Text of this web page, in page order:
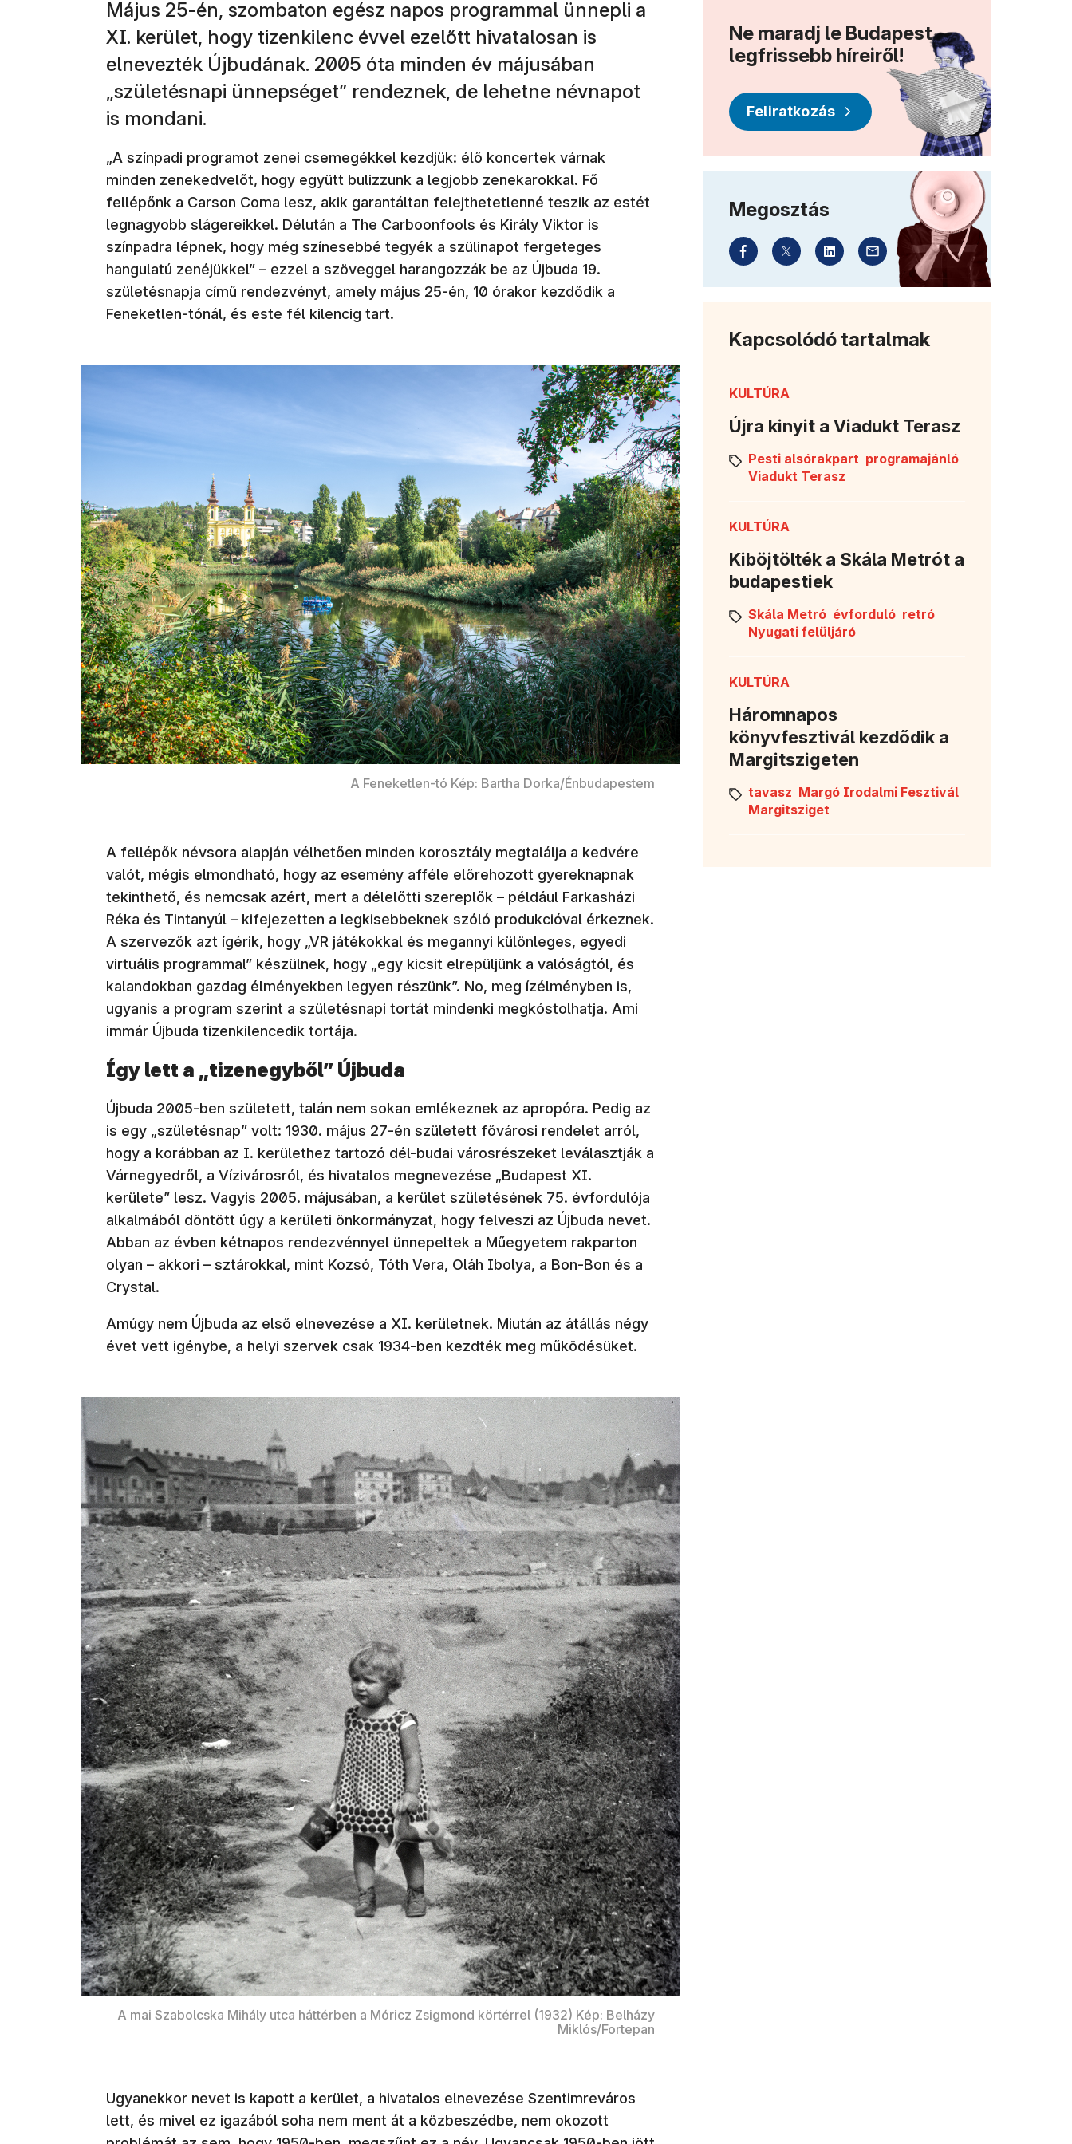
Május 25-én, szombaton egész napos programmal ünnepli a
XI. kerület, hogy tizenkilenc évvel ezelőtt hivatalosan is
elnevezték Újbudának. 2005 óta minden év májusában
„születésnapi ünnepséget” rendeznek, de lehetne névnapot
is mondani.
„A színpadi programot zenei csemegékkel kezdjük: élő koncertek várnak
minden zenekedvelőt, hogy együtt bulizzunk a legjobb zenekarokkal. Fő
fellépőnk a Carson Coma lesz, akik garantáltan felejthetetlenné teszik az estét
legnagyobb slágereikkel. Délután a The Carboonfools és Király Viktor is
színpadra lépnek, hogy még színesebbé tegyék a szülinapot fergeteges
hangulatú zenéjükkel” – ezzel a szöveggel harangozzák be az Újbuda 19.
születésnapja című rendezvényt, amely május 25-én, 10 órakor kezdődik a
Feneketlen-tónál, és este fél kilencig tart.
A Feneketlen-tó Kép: Bartha Dorka/Énbudapestem
A fellépők névsora alapján vélhetően minden korosztály megtalálja a kedvére
valót, mégis elmondható, hogy az esemény afféle előrehozott gyereknapnak
tekinthető, és nemcsak azért, mert a délelőtti szereplők – például Farkasházi
Réka és Tintanyúl – kifejezetten a legkisebbeknek szóló produkcióval érkeznek.
A szervezők azt ígérik, hogy „VR játékokkal és megannyi különleges, egyedi
virtuális programmal” készülnek, hogy „egy kicsit elrepüljünk a valóságtól, és
kalandokban gazdag élményekben legyen részünk”. No, meg ízélményben is,
ugyanis a program szerint a születésnapi tortát mindenki megkóstolhatja. Ami
immár Újbuda tizenkilencedik tortája.
Így lett a „tizenegyből” Újbuda
Újbuda 2005-ben született, talán nem sokan emlékeznek az apropóra. Pedig az
is egy „születésnap” volt: 1930. május 27-én született fővárosi rendelet arról,
hogy a korábban az I. kerülethez tartozó dél-budai városrészeket leválasztják a
Várnegyedről, a Vízivárosról, és hivatalos megnevezése „Budapest XI.
kerülete” lesz. Vagyis 2005. májusában, a kerület születésének 75. évfordulója
alkalmából döntött úgy a kerületi önkormányzat, hogy felveszi az Újbuda nevet.
Abban az évben kétnapos rendezvénnyel ünnepeltek a Műegyetem rakparton
olyan – akkori – sztárokkal, mint Kozsó, Tóth Vera, Oláh Ibolya, a Bon-Bon és a
Crystal.
Amúgy nem Újbuda az első elnevezése a XI. kerületnek. Miután az átállás négy
évet vett igénybe, a helyi szervek csak 1934-ben kezdték meg működésüket.
A mai Szabolcska Mihály utca háttérben a Móricz Zsigmond körtérrel (1932) Kép: Belházy
Miklós/Fortepan
Ugyanekkor nevet is kapott a kerület, a hivatalos elnevezése Szentimreváros
lett, és mivel ez igazából soha nem ment át a közbeszédbe, nem okozott
Ne maradj le Budapest
legfrissebb híreiről!
Feliratkozás
Megosztás
Kapcsolódó tartalmak
KULTÚRA
Újra kinyit a Viadukt Terasz
Pesti alsórakpart programajánló
Viadukt Terasz
KULTÚRA
Kiböjtölték a Skála Metrót a
budapestiek
Skála Metró évforduló retró
Nyugati felüljáró
KULTÚRA
Háromnapos
könyvfesztivál kezdődik a
Margitszigeten
tavasz Margó Irodalmi Fesztivál
Margitsziget